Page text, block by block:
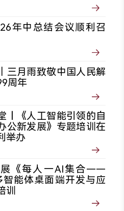
年中总结会议顺利召
三月雨致敬中国人民解
周年
丨《人工智能引领的自
公新发展》专题培训在
举办
展《每人一AI集合——
智能体桌面端开发与应
训